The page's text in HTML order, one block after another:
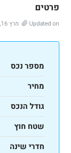
פרטים
Updated on מרץ 16, 2025 at 2:59 pm
מספר נכס
מחיר
גודל הנכס
שטח חוץ
חדרי שינה